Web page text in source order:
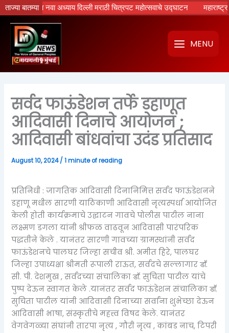
ताज्या बातम्यानवा अध्याय दिल्ली मराठी चित्रपट महोत्सवाचे उद्घाटन महाराष्ट्रात
Skip
to
content
MENU
सर्वद फाऊंडेशन तर्फे डहाणूत
आदिवासी दिनाचे आयोजन ;
आदिवासी बांधवांचा उदंड प्रतिसाद
August 10, 2024/1 minute of reading
प्रतिनिधी : जागतिक आदिवासी दिनानिमित्त सर्वद फाऊंडेशनने
डहाणू मधील सारणी याठिकाणी आदिवासी नृत्यस्पर्धा आयोजित
केली होती कार्यक्रमाचे उद्घाटन गावचे पोलीस पाटील नाना
लक्ष्मण डगला यांनी श्रीफळ वाढवून आदिवासी पारंपरिक
पद्धतीने केले . यानंतर सारणी गावच्या ग्रामस्थांनी सर्वद
फाऊंडेशनचे पालघर जिल्हा सचीव श्री. अमीत हिरे, पालघर
जिल्हा उपाध्यक्षा श्रीमती रूपाली राऊत, सर्वदचे सल्लागार डाॕ.
सी. पी. देशमुख , सर्वदच्या संचालिका डाॕ. सुचिता पाटील यांचे
पुष्प देऊन स्वागत केले .यानंतर सर्वद फाऊंडेशन संचालिका डाॕ.
सुचिता पाटील यांनी आदिवासी दिनाच्या सर्वांना शुभेच्छा देऊन
आदिवासी भाषा, संस्कृतीचे महत्त्व विषद केले. यानंतर
वेगवेगळ्या संघांनी तारपा नृत्य , गौरी नृत्य , कांबड नाच, टिपरी